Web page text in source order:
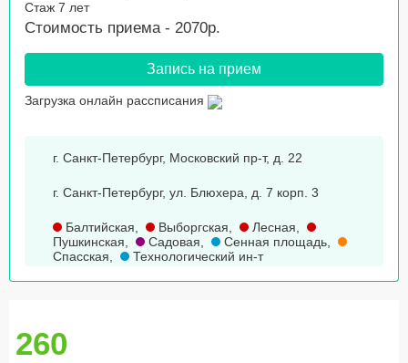
Стаж 7 лет
Стоимость приема - 2070р.
Запись на прием
Загрузка онлайн рассписания
г. Санкт-Петербург, Московский пр-т, д. 22
г. Санкт-Петербург, ул. Блюхера, д. 7 корп. 3
Балтийская, Выборгская, Лесная,
Пушкинская, Садовая, Сенная площадь,
Спасская, Технологический ин-т
260